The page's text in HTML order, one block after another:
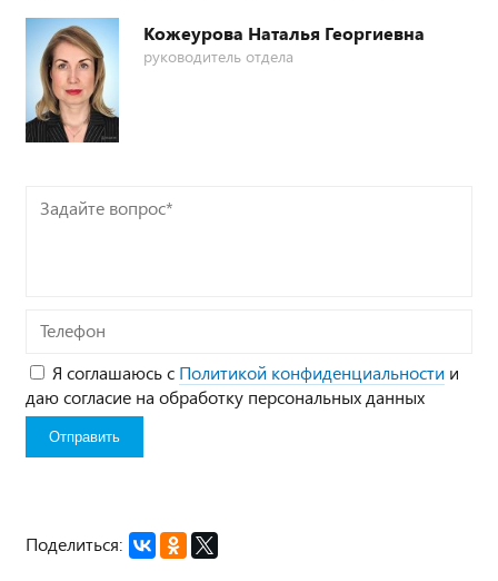
Кожеурова Наталья Георгиевна
руководитель отдела
Задайте
вопрос*
Телефон
Я соглашаюсь с Политикой конфиденциальности и
даю согласие на обработку персональных данных
Поделиться: